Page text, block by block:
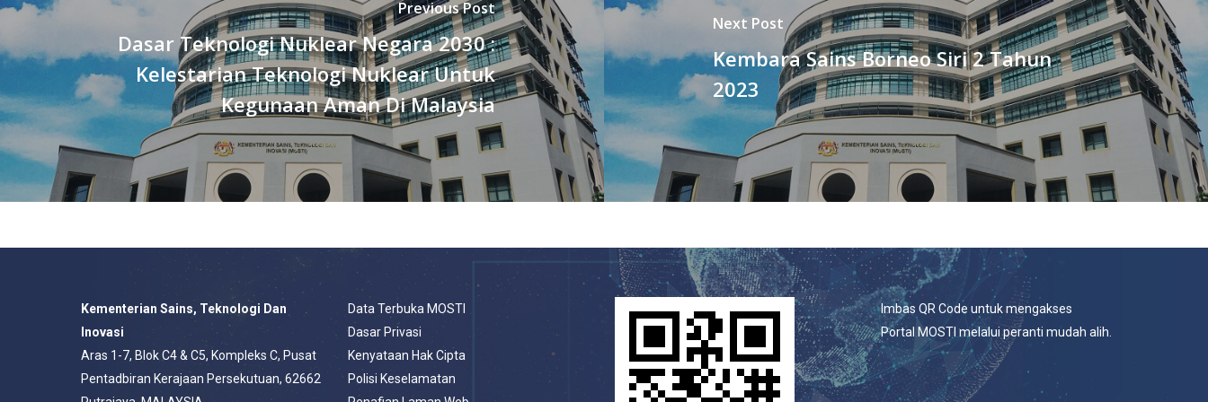
Previous Post
Dasar Teknologi Nuklear Negara 2030 :
Kelestarian Teknologi Nuklear Untuk
Kegunaan Aman Di Malaysia
Next Post
Kembara Sains Borneo Siri 2 Tahun
2023
Kementerian Sains, Teknologi Dan
Inovasi
Aras 1-7, Blok C4 & C5, Kompleks C, Pusat
Pentadbiran Kerajaan Persekutuan, 62662
Data Terbuka MOSTI
Dasar Privasi
Kenyataan Hak Cipta
Polisi Keselamatan
Imbas QR Code untuk mengakses
Portal MOSTI melalui peranti mudah alih.